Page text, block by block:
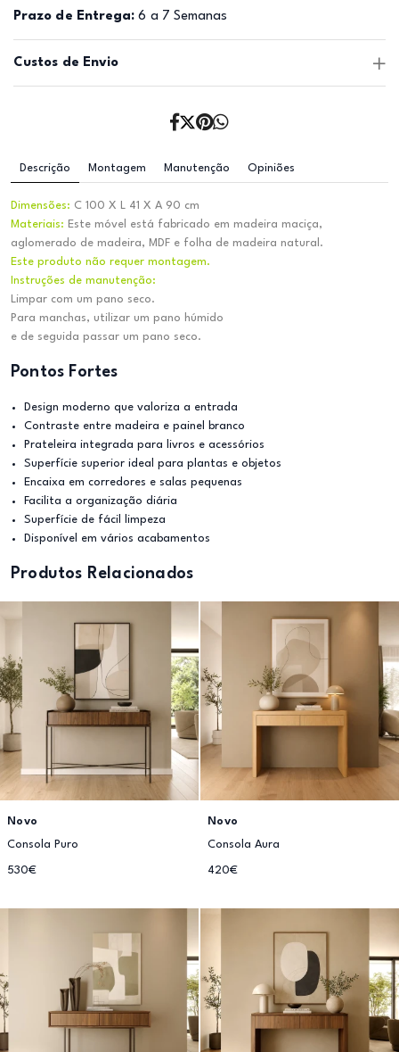
Prazo de Entrega: 6 a 7 Semanas
Custos de Envio
Descrição Montagem Manutenção Opiniões
Dimensões: C 100 X L 41 X A 90 cm
Materiais: Este móvel está fabricado em madeira maciça,
aglomerado de madeira, MDF e folha de madeira natural.
Este produto não requer montagem.
Instruções de manutenção:
Limpar com um pano seco.
Para manchas, utilizar um pano húmido
e de seguida passar um pano seco.
Pontos Fortes
Design moderno que valoriza a entrada
Contraste entre madeira e painel branco
Prateleira integrada para livros e acessórios
Superfície superior ideal para plantas e objetos
Encaixa em corredores e salas pequenas
Facilita a organização diária
Superfície de fácil limpeza
Disponível em vários acabamentos
Produtos Relacionados
Novo
Consola Puro
530€
Novo
Consola Aura
420€